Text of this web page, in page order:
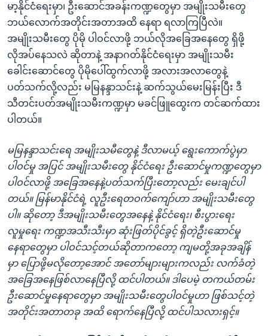
မာ့နိုင်ငံရေးမှာ၊ ဦးဆောင်အခန်းကဏ္ဍတွေမှာ အမျိုးသမီးတွေ
ဘယ်လောက်အတိုင်းအတာအထိ နေရာ ရလာကြပြီလဲ။
အမျိုးသမီးတွေ ပိုမို ပါဝင်လာဖို့ ဘယ်လိုအခြေအနေတွေ ရှိဖို့
လိုအပ်နေသလဲ ဆိုတာနဲ့ အနာဂတ်နိုင်ငံရေးမှာ အမျိုးသမီး
ခေါင်းဆောင်တွေ ပိုမိုပေါ်ထွက်လာဖို့ အလားအလာတွေနဲ့
ပတ်သက်လို့လည်း မမြနန္ဒာသင်းနဲ့ ဆက်သွယ်မေးမြန်းပြီး ဒီ
သီတင်းပတ်အမျိုးသမီးကဏ္ဍမှာ မခင်ဖြူထွေးက တင်ဆက်ထား
ပါတယ်။
မမြနန္ဒာသင်းရေ အမျိုးသမီတွေနဲ့ ဒီလာမယ့် ရွေးကောက်ပွဲမှာ
ပါဝင်မှု အပြင် အမျိုးသမီးတွေ နိုင်ငံရေး ဦးဆောင်မှုကဏ္ဍတွေမှာ
ပါဝင်လာဖို့ အခြေအနေနဲ့ပတ်သက်ပြီးတော့လည်း မေးချင်ပါ
တယ်။ မြန်မာနိုင်ငံရဲ့ လူဦးရေတဝက်ကျော်ဟာ အမျိုးသမီးတွေ
ပါ။ ဆိုတော့ ဒီအမျိုးသမီးတွေအနေနဲ့ နိုင်ငံရေး၊ စီးပွားရေး
လူမှုရေး ကဏ္ဍအသီးသီးမှာ ဆုံးဖြတ်ပိုင်ခွင့် ရှိတဲ့ဦးဆောင်မှု
နေရာတွေမှာ ပါဝင်သင့်တယ်ဆိုတာကတော့ ကျမတို့အခုအချိန်
မှာ ပြောဖို့မလိုတော့အောင် အတော်များများကလည်း လက်ခံတဲ့
အခြေအနေဖြစ်လာနေပြီလို့ ထင်ပါတယ်။ ဒါပေမဲ့ တကယ်တမ်း
ဦးဆောင်မှုနေရာတွေမှာ အမျိုးသမီးတွေပါဝင်မှုဟာ ဖြစ်သင့်တဲ့
အတိုင်းအတာတခု အထိ ရောက်နေပြီလို့ ထင်ပါသလားရှင့်။